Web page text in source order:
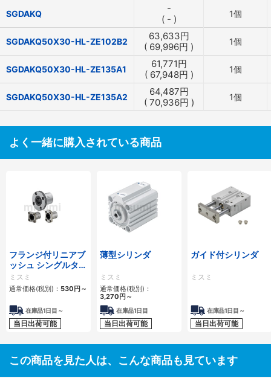
SGDAKQ
-
( - ) 1個
SGDAKQ50X30-HL-ZE102B2 63,633円
( 69,996円 ) 1個
SGDAKQ50X30-HL-ZE135A1 61,771円
( 67,948円 ) 1個
SGDAKQ50X30-HL-ZE135A2 64,487円
( 70,936円 ) 1個
よく一緒に購入されている商品
フランジ付リニアブ
ッシュ シングルタイ
プ/逆ザグリ穴タイ
プ
ミスミ
通常価格(税別)： 530 円 ～
在庫品1日目～
当日出荷可能
薄型シリンダ
ミスミ
通常価格(税別)：
3,270 円 ～
在庫品1日目
当日出荷可能
ガイド付シリンダ
ミスミ
在庫品1日目～
当日出荷可能
この商品を見た人は、こんな商品も見ています